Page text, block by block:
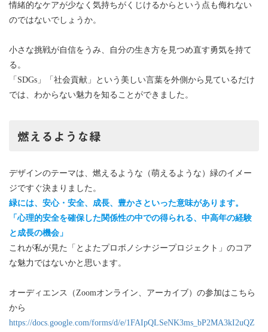
情緒的なケアが少なく気持ちがくじけるからという点も侮れない
のではないでしょうか。
小さな挑戦が自信をうみ、自分の生き方を見つめ直す勇気を持て
る。
「SDGs」「社会貢献」という美しい言葉を外側から見ているだけ
では、わからない魅力を知ることができました。
燃えるような緑
デザインのテーマは、燃えるような（萌えるような）緑のイメー
ジですぐ決まりました。
緑には、安心・安全、成長、豊かさといった意味があります。
「心理的安全を確保した関係性の中での得られる、中高年の経験
と成長の機会」
これが私が見た「とよたプロボノシナジープロジェクト」のコア
な魅力ではないかと思います。
オーディエンス（Zoomオンライン、アーカイブ）の参加はこちら
から
https://docs.google.com/forms/d/e/1FAIpQLSeNK3ms_bP2MA3kI2uQZ